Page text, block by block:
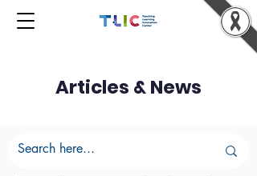
Articles & News